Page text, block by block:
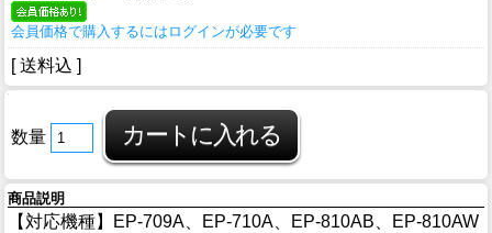
会員価格で購入するにはログインが必要です
[ 送料込 ]
数量
商品説明
【対応機種】EP-709A、EP-710A、EP-810AB、EP-810AW